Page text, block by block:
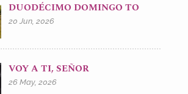
DUODÉCIMO DOMINGO TO
20 Jun, 2026
VOY A TI, SEÑOR
26 May, 2026